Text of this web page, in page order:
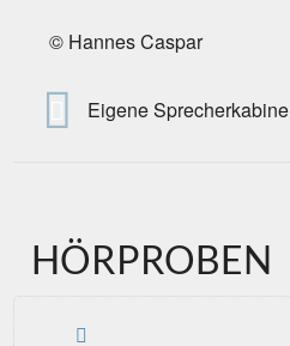
© Hannes Caspar
Eigene Sprecherkabine
HÖRPROBEN